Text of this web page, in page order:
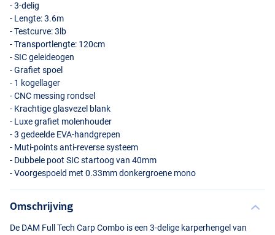
- 3-delig
- Lengte: 3.6m
- Testcurve: 3lb
- Transportlengte: 120cm
-SICgeleideogen
- Grafiet spoel
- 1 kogellager
-CNC messing rondsel
- Krachtige glasvezel blank
- Luxe grafiet molenhouder
- 3 gedeelde EVA-handgrepen
- Muti-points anti-reverse systeem
- Dubbele poot SICstartoog van 40mm
- Voorgespoeld met 0.33mm donkergroene mono
Omschrijving
De DAM Full Tech Carp Combo is een 3-delige karperhengel van